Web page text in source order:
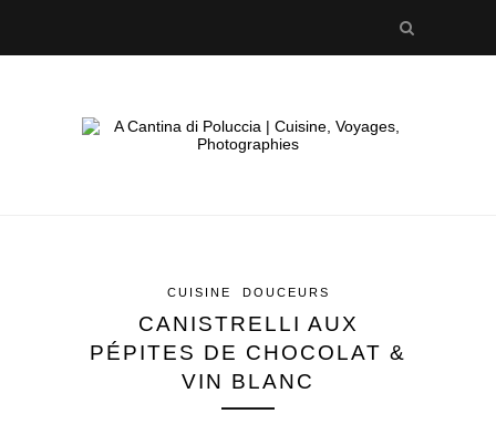
CUISINE DOUCEURS
CANISTRELLI AUX
PÉPITES DE CHOCOLAT &
VIN BLANC